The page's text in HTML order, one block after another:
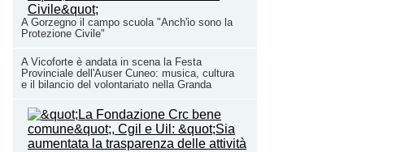
A Gorzegno il campo scuola "Anch'io sono la
Protezione Civile"
A Vicoforte è andata in scena la Festa
Provinciale dell'Auser Cuneo: musica, cultura
e il bilancio del volontariato nella Granda